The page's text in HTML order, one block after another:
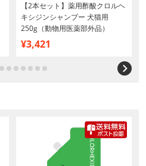
【2本セット】薬用酢酸クロルヘ
キシジンシャンプー 犬猫用
250g（動物用医薬部外品）
¥3,421